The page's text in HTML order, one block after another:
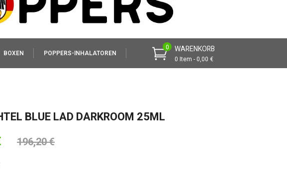
WARENKORB
0 Item - 0,00 €
0
BOXEN POPPERS-INHALATOREN
BLUE LAD DARKROOM 25ML
196,20 €